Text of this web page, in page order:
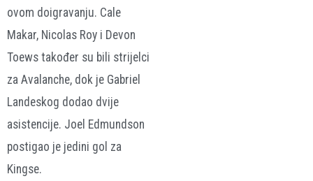
ovom doigravanju. Cale
Makar, Nicolas Roy i Devon
Toews također su bili strijelci
za Avalanche, dok je Gabriel
Landeskog dodao dvije
asistencije. Joel Edmundson
postigao je jedini gol za
Kingse.